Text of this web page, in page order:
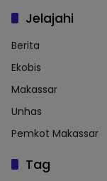
Jelajahi
Berita
Ekobis
Makassar
Unhas
Pemkot Makassar
Tag